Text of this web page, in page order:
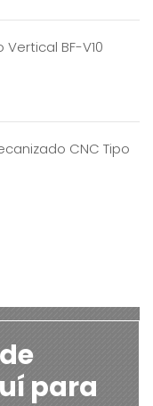
BF-V10
CNC Tipo
para